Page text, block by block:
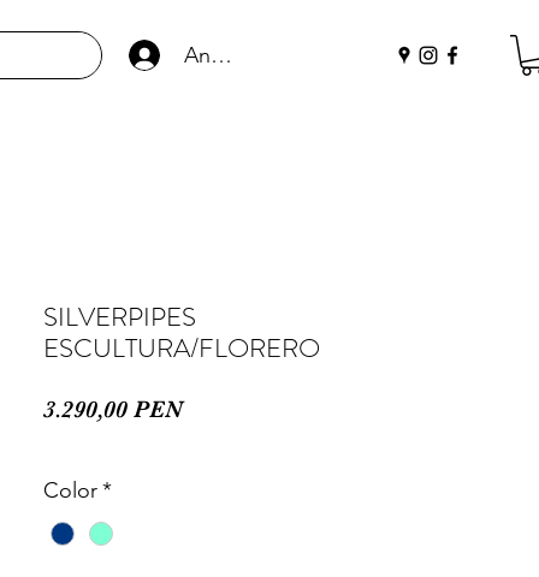
Anmelden
SILVERPIPES
ESCULTURA/FLORERO
3.290,00 PENPreis
Color*